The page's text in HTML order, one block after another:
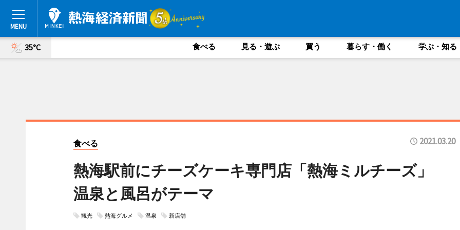
35°C 食べる 見る・遊ぶ 買う 暮らす・働く 学ぶ・知る
食べる 2021.03.20
熱海駅前にチーズケーキ専門店「熱海ミルチーズ」
温泉と風呂がテーマ
観光 熱海グルメ 温泉 新店舗